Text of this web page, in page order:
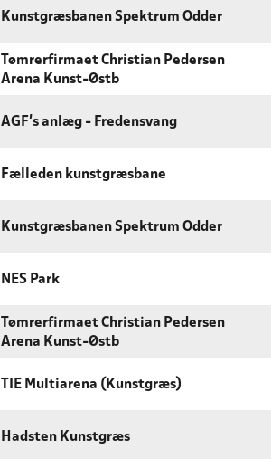
Kunstgræsbanen Spektrum Odder
Tømrerfirmaet Christian Pedersen
Arena Kunst-Østb
AGF's anlæg - Fredensvang
Fælleden kunstgræsbane
Kunstgræsbanen Spektrum Odder
NES Park
Tømrerfirmaet Christian Pedersen
Arena Kunst-Østb
TIE Multiarena (Kunstgræs)
Hadsten Kunstgræs